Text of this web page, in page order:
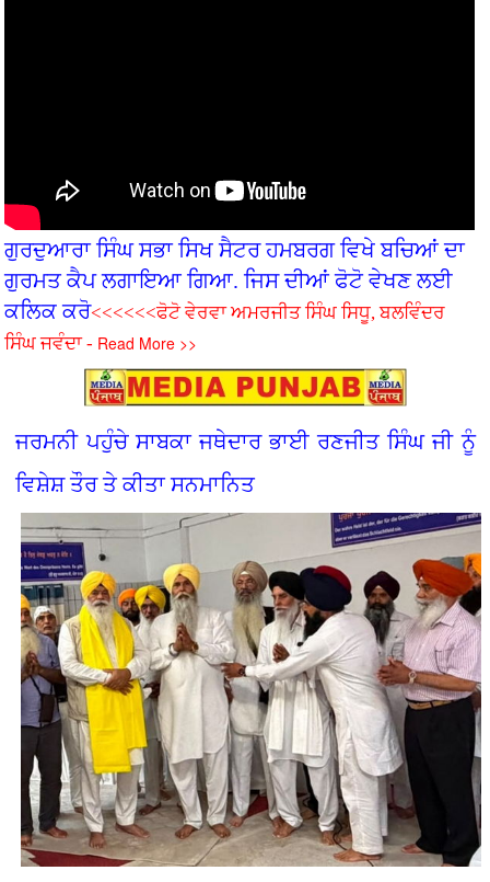
ਗੁਰਦੁਆਰਾ ਸਿੰਘ ਸਭਾ ਸਿਖ ਸੈਟਰ ਹਮਬਰਗ ਵਿਖੇ ਬਚ‌ਿਆਂ ਦਾ
ਗੁਰਮਤ ਕੈਪ ਲਗਾਇਆ ਗਿਆ. ਜਿਸ ਦੀਆਂ ਫੋਟੋ ਵੇਖਣ ਲਈ
ਕਲਿਕ ਕਰੋ<<<<<<ਫੋਟੋ ਵੇਰਵਾ ਅਮਰਜੀਤ ਸਿੰਘ ਸਿਧੂ, ਬਲਵਿੰਦਰ
ਸਿੰਘ ਜਵੰਦਾ - Read More >>
ਜਰਮਨੀ ਪਹੁੰਚੇ ਸਾਬਕਾ ਜਥੇਦਾਰ ਭਾਈ ਰਣਜੀਤ ਸਿੰਘ ਜੀ ਨੂੰ
ਵਿਸ਼ੇਸ਼ ਤੌਰ ਤੇ ਕੀਤਾ ਸਨਮਾਨਿਤ